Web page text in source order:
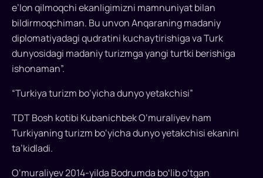
e’lon qilmoqchi ekanligimizni mamnuniyat bilan
bildirmoqchiman. Bu unvon Anqaraning madaniy
diplomatiyadagi qudratini kuchaytirishiga va Turk
dunyosidagi madaniy turizmga yangi turtki berishiga
ishonaman”.
“Turkiya turizm bo‘yicha dunyo yetakchisi”
TDT Bosh kotibi Kubanichbek O‘muraliyev ham
Turkiyaning turizm bo‘yicha dunyo yetakchisi ekanini
ta’kidladi.
O‘muraliyev 2014-yilda Bodrumda boʻlib oʻtgan